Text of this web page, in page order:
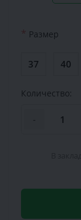
* Размер
37 40
Количество:
-